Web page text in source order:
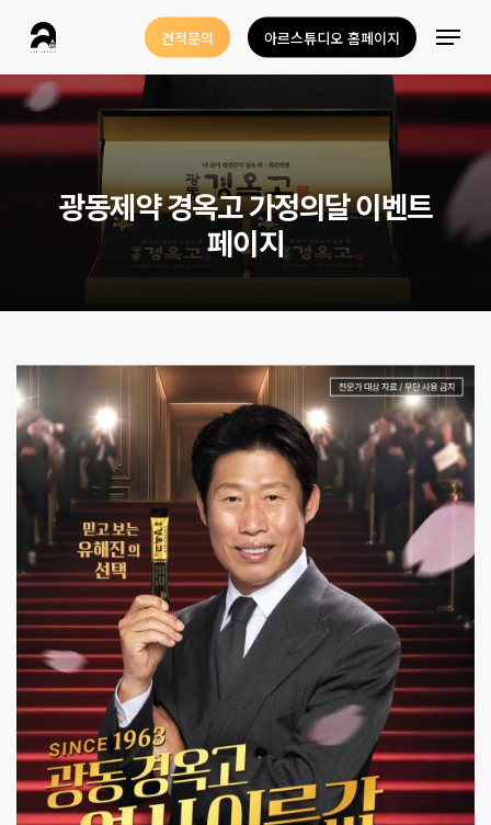
main
content
견적문의 아르스튜디오 홈페이지
Menu
광동제약경옥고가정의달이벤트
페이지
Close
Menu